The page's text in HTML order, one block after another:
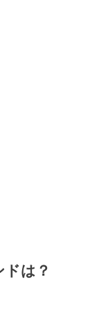
は？